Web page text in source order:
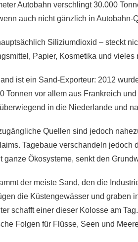
Autobahn verschlingt 30.000
auch nicht gänzlich in Autobahn-
Siliziumdioxid – steckt
Papier, Kosmetika und
ist ein Sand-Exporteur: 2012
Tonnen vor allem aus Frankreich
in die Niederlande und
Quellen sind jedoch
Tagebaue verschandeln jedoch
ganze Ökosysteme, senkt den
der meiste Sand, den die
die Küstengewässer und graben
schafft einer dieser Kolosse am Tag.
Folgen für Flüsse, Seen und